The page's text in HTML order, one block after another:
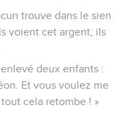
trouve dans le sien
voient cet argent, ils
deux enfants :
Et vous voulez me
cela retombe ! »